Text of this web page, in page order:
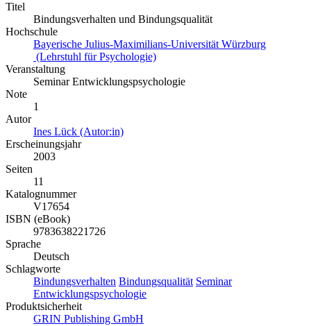
Titel
Bindungsverhalten und Bindungsqualität
Hochschule
Bayerische Julius-Maximilians-Universität Würzburg
(Lehrstuhl für Psychologie)
Veranstaltung
Seminar Entwicklungspsychologie
Note
1
Autor
Ines Lück (Autor:in)
Erscheinungsjahr
2003
Seiten
11
Katalognummer
V17654
ISBN (eBook)
9783638221726
Sprache
Deutsch
Schlagworte
Bindungsverhalten Bindungsqualität Seminar
Entwicklungspsychologie
Produktsicherheit
GRIN Publishing GmbH